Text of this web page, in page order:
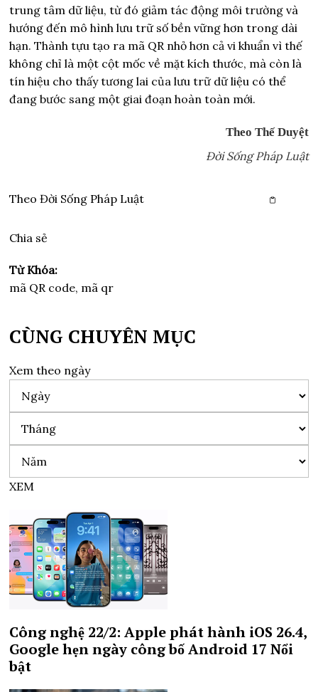
trung tâm dữ liệu, từ đó giảm tác động môi trường và
hướng đến mô hình lưu trữ số bền vững hơn trong dài
hạn. Thành tựu tạo ra mã QR nhỏ hơn cả vi khuẩn vì thế
không chỉ là một cột mốc về mặt kích thước, mà còn là
tín hiệu cho thấy tương lai của lưu trữ dữ liệu có thể
đang bước sang một giai đoạn hoàn toàn mới.
Theo Thế Duyệt
Đời Sống Pháp Luật
TheoĐời Sống Pháp Luật
Chia sẻ
Từ Khóa:
mã QR code, mã qr
CÙNG CHUYÊN MỤC
Xem theo ngày
XEM
Công nghệ 22/2: Apple phát hành iOS 26.4,
Google hẹn ngày công bố Android 17Nổi
bật